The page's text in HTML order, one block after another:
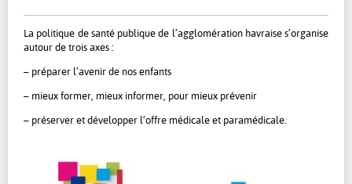
La politique de santé publique de l’agglomération havraise s’organise
autour de trois axes :
– préparer l’avenir de nos enfants
– mieux former, mieux informer, pour mieux prévenir
– préserver et développer l’offre médicale et paramédicale.